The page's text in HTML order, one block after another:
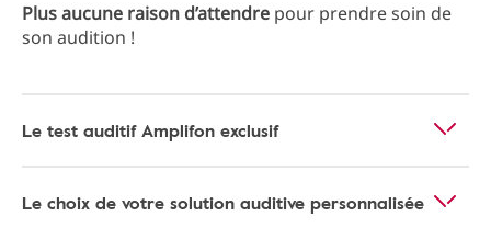
Plus aucune raison d’attendre pour prendre soin de
son audition !
Le test auditif Amplifon exclusif
Le choix de votre solution auditive personnalisée